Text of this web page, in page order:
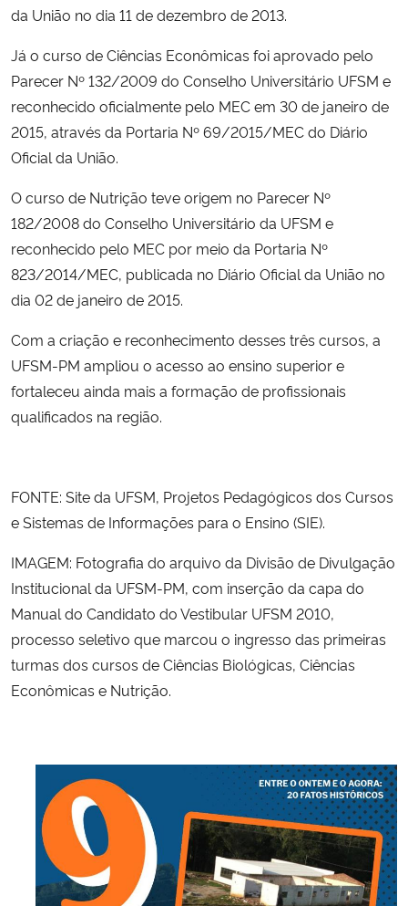
da União no dia 11 de dezembro de 2013.
Já o curso de Ciências Econômicas foi aprovado pelo
Parecer Nº 132/2009 do Conselho Universitário UFSM e
reconhecido oficialmente pelo MEC em 30 de janeiro de
2015, através da Portaria Nº 69/2015/MEC do Diário
Oficial da União.
O curso de Nutrição teve origem no Parecer Nº
182/2008 do Conselho Universitário da UFSM e
reconhecido pelo MEC por meio da Portaria Nº
823/2014/MEC, publicada no Diário Oficial da União no
dia 02 de janeiro de 2015.
Com a criação e reconhecimento desses três cursos, a
UFSM-PM ampliou o acesso ao ensino superior e
fortaleceu ainda mais a formação de profissionais
qualificados na região.
FONTE: Site da UFSM, Projetos Pedagógicos dos Cursos
eSistemas de Informações para o Ensino (SIE).
IMAGEM: Fotografia do arquivo da Divisão de Divulgação
Institucional da UFSM-PM, com inserção da capa do
Manual do Candidato do Vestibular UFSM 2010,
processo seletivo que marcou o ingresso das primeiras
turmas dos cursos de Ciências Biológicas, Ciências
Econômicas e Nutrição.